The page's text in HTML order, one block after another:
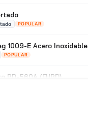
POPULAR
1009-E Acero Inoxidable
POPULAR
BD-560A (FHBD)